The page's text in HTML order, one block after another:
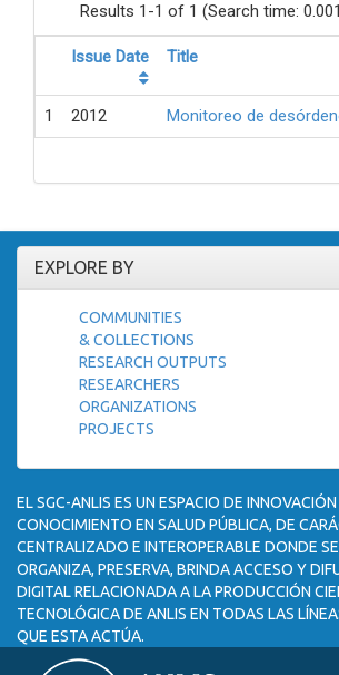
Results 1-1 of 1 (Search time:
Issue Date Title
1 2012 Monitoreo de
EXPLORE BY
COMMUNITIES
& COLLECTIONS
RESEARCH OUTPUTS
RESEARCHERS
ORGANIZATIONS
PROJECTS
EL SGC-ANLIS ES UN ESPACIO DE
CONOCIMIENTO EN SALUD PÚBLICA, DE
CENTRALIZADO E INTEROPERABLE DONDE
ORGANIZA, PRESERVA, BRINDA ACCESO Y
DIGITAL RELACIONADA A LA PRODUCCIÓN
TECNOLÓGICA DE ANLIS EN TODAS LAS
QUE ESTA ACTÚA.